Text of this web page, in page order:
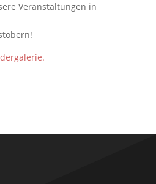
Veranstaltungen in